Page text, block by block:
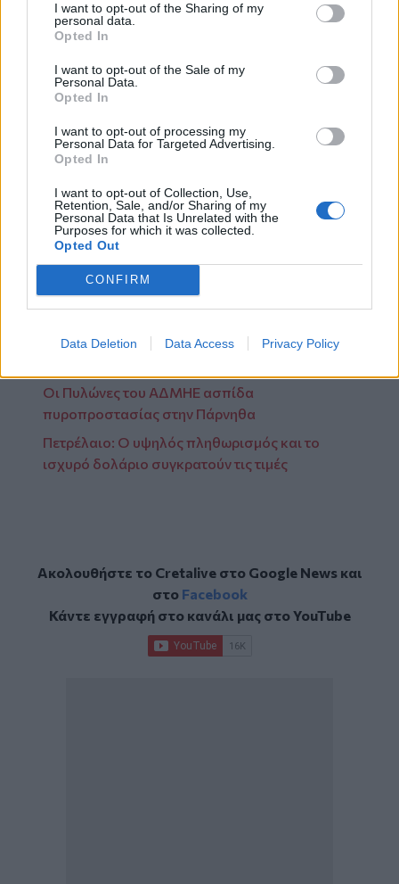
I want to opt-out of the Sharing of my
personal data.
Opted In
I want to opt-out of the Sale of my
Personal Data.
Opted In
I want to opt-out of processing my
Personal Data for Targeted Advertising.
Opted In
I want to opt-out of Collection, Use,
Retention, Sale, and/or Sharing of my
Personal Data that Is Unrelated with the
Purposes for which it was collected.
Opted Out
CONFIRM
Data Deletion Data Access Privacy Policy
Πρωθυπουργός, που θήτευσε Αντιπρόεδρος
της Ευρωπαϊκής Κεντρικής Τράπεζας την
Τράπεζας της Ελλάδος στην οκταετία 1994-
2002, Ακαδημαϊκός
υπηρεσιακός Πρωθυπουργός, κ.Παναγιώτης
Πικραμένος
Eurobank, κ.
Γεώργιος Ζανιάς
συγγραφέας του χρονικού της Eurobank, Δρ.
Χρήστος Γκόρτσος , Καθηγητής Δημοσίου
Οικονομικού Δικαίου/Νομική Σχολή του
Εθνικού και Καποδιστριακού Πανεπιστημίου
Αθηνών (ΕΚΠΑ)
Μπροστά σε νέες προκλήσεις ο κλάδος των
Οι Πυλώνες του ΑΔΜΗΕ ασπίδα
πυροπροστασίας στην Πάρνηθα
Πετρέλαιο: Ο υψηλός πληθωρισμός και το
ισχυρό δολάριο συγκρατούν τις τιμές
Ακολουθήστε το Cretalive στο Google Newsκαι
στο Facebook
Κάντε εγγραφή στο κανάλι μας στοYouTube